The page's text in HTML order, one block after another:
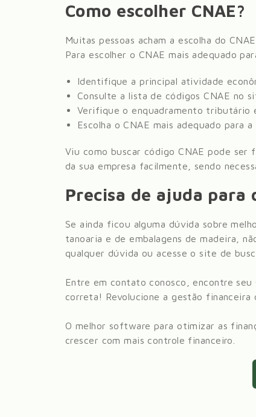
Como escolher CNAE?
Muitas pessoas acham a escolha do
Para escolher o CNAE mais adequado
Identifique a principal atividade
Consulte a lista de códigos CNAE no
Verifique o enquadramento tributário
Escolha o CNAE mais adequado para a
Viu como buscar código CNAE pode ser
da sua empresa facilmente, sendo
Precisa de ajuda para
Se ainda ficou alguma dúvida sobre
tanoaria e de embalagens de madeira ,
qualquer dúvida ou acesse o site de
Entre em contato conosco, encontre seu
correta! Revolucione a gestão financeira
O melhor software para otimizar as
crescer com mais controle financeiro.